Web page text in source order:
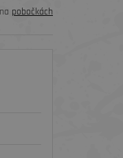
pobočkách